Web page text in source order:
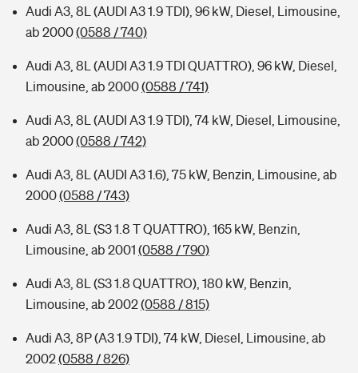
Audi A3, 8L (AUDI A3 1.9 TDI), 96 kW, Diesel, Limousine,
ab 2000(0588 / 740)
Audi A3, 8L (AUDI A3 1.9 TDI QUATTRO), 96 kW, Diesel,
Limousine, ab 2000(0588 / 741)
Audi A3, 8L (AUDI A3 1.9 TDI), 74 kW, Diesel, Limousine,
ab 2000(0588 / 742)
Audi A3, 8L (AUDI A3 1.6), 75 kW, Benzin, Limousine, ab
2000(0588 / 743)
Audi A3, 8L (S3 1.8 T QUATTRO), 165 kW, Benzin,
Limousine, ab 2001 (0588 / 790)
Audi A3, 8L (S3 1.8 QUATTRO), 180 kW, Benzin,
Limousine, ab 2002(0588 / 815)
Audi A3, 8P (A3 1.9 TDI), 74 kW, Diesel, Limousine, ab
2002(0588 / 826)